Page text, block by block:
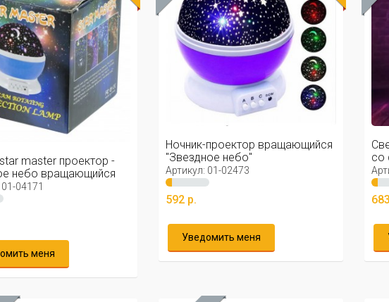
master проектор -
небо вращающийся
04171
меня
Ночник-проектор вращающийся
"Звездное небо"
Артикул: 01-02473
592 р.
Уведомить меня
со